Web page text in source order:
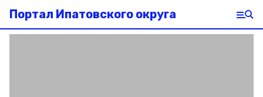
Портал Ипатовского округа